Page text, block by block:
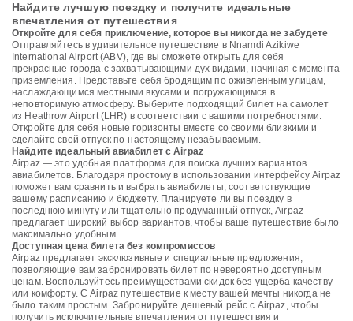
Найдите лучшую поездку и получите идеальные
впечатления от путешествия
Откройте для себя приключение, которое вы никогда не забудете
Отправляйтесь в удивительное путешествие в Nnamdi Azikiwe
International Airport (ABV), где вы сможете открыть для себя
прекрасные города с захватывающими дух видами, начиная с момента
приземления. Представьте себя бродящим по оживленным улицам,
наслаждающимся местными вкусами и погружающимся в
неповторимую атмосферу. Выберите подходящий билет на самолет
из Heathrow Airport (LHR) в соответствии с вашими потребностями.
Откройте для себя новые горизонты вместе со своими близкими и
сделайте свой отпуск по-настоящему незабываемым.
Найдите идеальный авиабилет с Airpaz
Airpaz — это удобная платформа для поиска лучших вариантов
авиабилетов. Благодаря простому в использовании интерфейсу Airpaz
поможет вам сравнить и выбрать авиабилеты, соответствующие
вашему расписанию и бюджету. Планируете ли вы поездку в
последнюю минуту или тщательно продуманный отпуск, Airpaz
предлагает широкий выбор вариантов, чтобы ваше путешествие было
максимально удобным.
Доступная цена билета без компромиссов
Airpaz предлагает эксклюзивные и специальные предложения,
позволяющие вам забронировать билет по невероятно доступным
ценам. Воспользуйтесь преимуществами скидок без ущерба качеству
или комфорту. С Airpaz путешествие к месту вашей мечты никогда не
было таким простым. Забронируйте дешевый рейс с Airpaz, чтобы
получить исключительные впечатления от путешествия и